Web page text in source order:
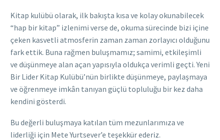
Kitap kulübü olarak, ilk bakışta kısa ve kolay okunabilecek
“hap bir kitap” izlenimi verse de, okuma sürecinde bizi içine
çeken kasvetli atmosferin zaman zaman zorlayıcı olduğunu
fark ettik. Buna rağmen buluşmamız; samimi, etkileşimli
ve düşünmeye alan açan yapısıyla oldukça verimli geçti. Yeni
Bir Lider Kitap Kulübü’nün birlikte düşünmeye, paylaşmaya
ve öğrenmeye imkân tanıyan güçlü topluluğu bir kez daha
kendini gösterdi.
Bu değerli buluşmaya katılan tüm mezunlarımıza ve
liderliği için Mete Yurtsever’e teşekkür ederiz.